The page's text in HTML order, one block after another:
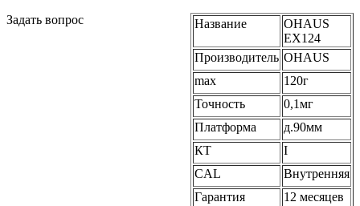
Название
OHAUS
EX124
Производитель OHAUS
max
120г
Точность
0,1мг
Платформа
д.90мм
КТ
I
CAL
Внутренняя
Гарантия
12 месяцев
Задать вопрос